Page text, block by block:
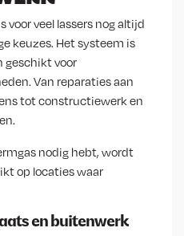
voor veel lassers nog altijd
keuzes. Het systeem is
geschikt voor
Van reparaties aan
tot constructiewerk en
nodig hebt, wordt
op locaties waar
en buitenwerk